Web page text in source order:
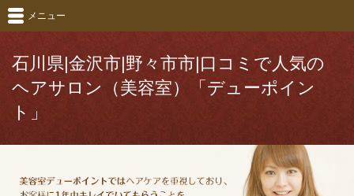
石川県|金沢市|野々市市|口コミで人気の
ヘアサロン（美容室）「デューポイン
ト」
メニュー